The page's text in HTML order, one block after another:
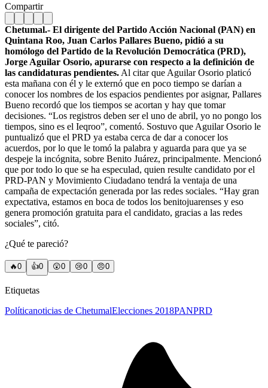
Compartir
Chetumal.- El dirigente del Partido Acción Nacional (PAN) en
Quintana Roo, Juan Carlos Pallares Bueno, pidió a su
homólogo del Partido de la Revolución Democrática (PRD),
Jorge Aguilar Osorio, apurarse con respecto a la definición de
las candidaturas pendientes. Al citar que Aguilar Osorio platicó
esta mañana con él y le externó que en poco tiempo se darían a
conocer los nombres de los espacios pendientes por asignar, Pallares
Bueno recordó que los tiempos se acortan y hay que tomar
decisiones. “Los registros deben ser el uno de abril, yo no pongo los
tiempos, sino es el Ieqroo”, comentó. Sostuvo que Aguilar Osorio le
puntualizó que el PRD ya estaba cerca de dar a conocer los
acuerdos, por lo que le tomó la palabra y aguarda para que ya se
despeje la incógnita, sobre Benito Juárez, principalmente. Mencionó
que por todo lo que se ha especulad, quien resulte candidato por el
PRD-PAN y Movimiento Ciudadano tendrá la ventaja de una
campaña de expectación generada por las redes sociales. “Hay gran
expectativa, estamos en boca de todos los benitojuarenses y eso
genera promoción gratuita para el candidato, gracias a las redes
sociales”, citó.
¿Qué te pareció?
🔥0 👍0 😲0 😢0 😠0
Etiquetas
Políticanoticias de ChetumalElecciones 2018PANPRD